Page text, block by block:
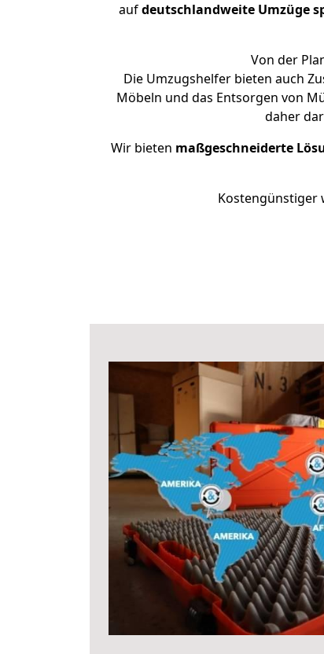
aufdeutschlandweite Umzüge
Von der
Die Umzugshelfer bieten auch
Möbeln und das Entsorgen von
daher
Wir bieten maßgeschneiderte
Kostengünstiger